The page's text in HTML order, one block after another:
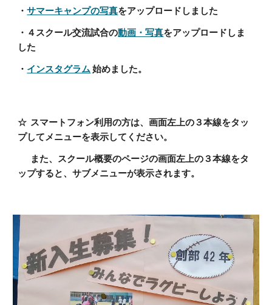
・サマーキャンプの写真をアップロードしました
・４スクール交流試合の動画・写真をアップロードしま
した
・ インスタグラム 始めました。
☆ スマートフォン利用の方は、画面左上の３本線をタッ
プしてメニューを表示してください。
また、スクール概要のページの画面左上の３本線をタ
ップすると、サブメニューが表示されます。